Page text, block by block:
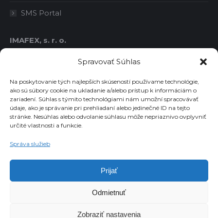
Spravovať Súhlas
Na poskytovanie tých najlepších skúseností používame technológie,
ako sú súbory cookie na ukladanie a/alebo prístup k informáciám o
zariadení. Súhlas s týmito technológiami nám umožní spracovávať
údaje, ako je správanie pri prehliadaní alebo jedinečné ID na tejto
stránke. Nesúhlas alebo odvolanie súhlasu môže nepriaznivo ovplyvniť
určité vlastnosti a funkcie.
Správa služieb
Prijať
Odmietnuť
Zobraziť nastavenia
SMS Portal
IMAFEX, s. r. o.
IČ DPH: SK2021763986
Chcete dostávať novinky emailom?
Email